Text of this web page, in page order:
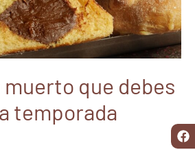
muerto que debes
temporada